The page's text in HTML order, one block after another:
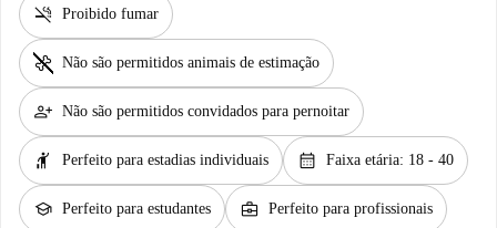
smoke_free Proibido fumar
pet_supplies Não são permitidos animais de estimação
person_add Não são permitidos convidados para pernoitar
hail Perfeito para estadias individuais calendar_month Faixa etária: 18 - 40
school Perfeito para estudantes business_center Perfeito para profissionais